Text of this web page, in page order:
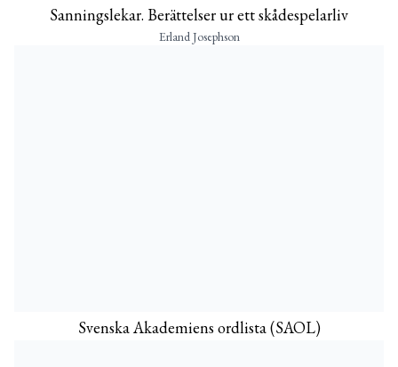
Sanningslekar. Berättelser ur ett skådespelarliv
Erland Josephson
Svenska Akademiens ordlista (SAOL)